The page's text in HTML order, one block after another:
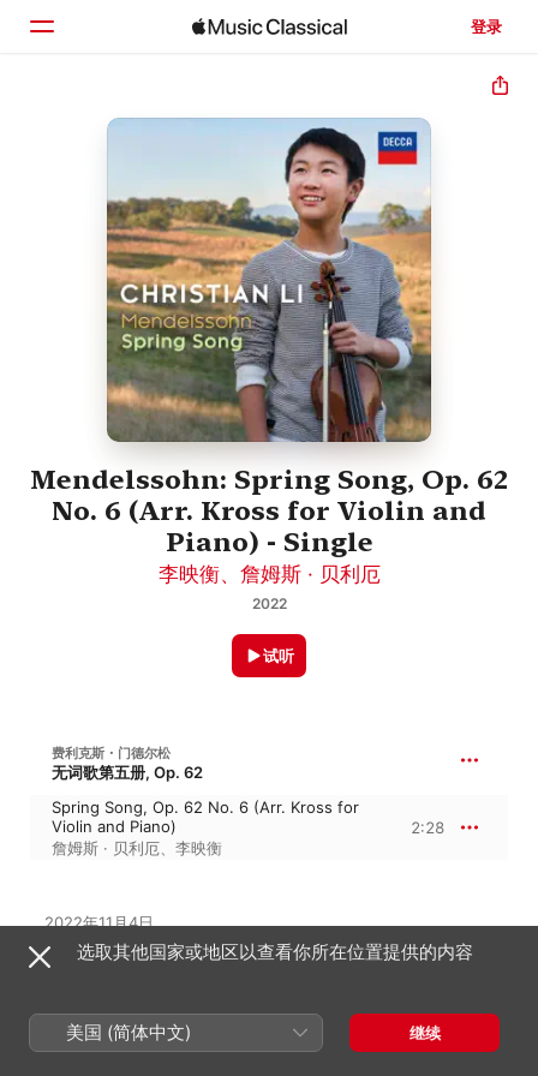
登录
主页
搜索
Mendelssohn: Spring Song, Op. 62
No. 6 (Arr. Kross for Violin and
Piano) - Single
李映衡、 詹姆斯 · 贝利厄
2022
试听
费利克斯・门德尔松
无词歌第五册, Op. 62
Spring Song, Op. 62 No. 6 (Arr. Kross for
Violin and Piano)
詹姆斯 · 贝利厄、 李映衡
2:28
2022年11月4日
1 首曲目 · 2 分钟
℗ A Decca Classics Release; 2022 Universal Music
唱片公司
Decca
选取其他国家或地区以查看你所在位置提供的内容
美国 (简体中文) 继续